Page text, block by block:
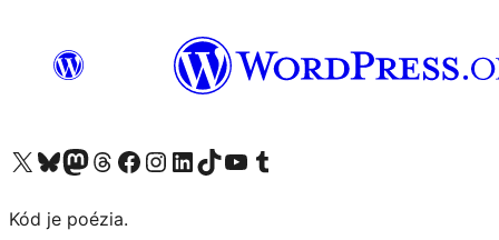
Navštívte náš účet na X (predtým Twitter)
Navštívte náš účet na platforme Bluesky
Navštívte náš účet na Mastodone
Navštívte náš účet na platforme Threads
Navštívte našu stránku na Facebooku
Navštívte náš účet Instagram
Navštívte náš účet LinkedIn
Navštívte náš účet na platforme TikTok
Navštívte náš kanál YouTube
Navštívte náš účet na platforme Tumblr
Kód je poézia.